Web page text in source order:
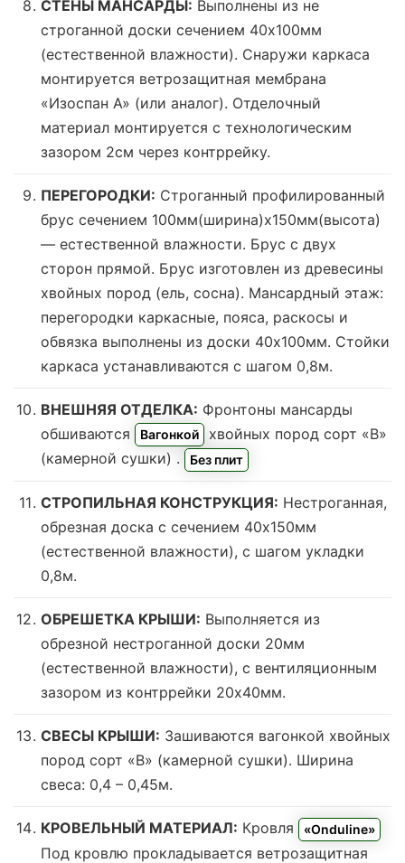
СТЕНЫ МАНСАРДЫ: Выполнены из не
строганной доски сечением 40х100мм
(естественной влажности). Снаружи каркаса
монтируется ветрозащитная мембрана
«Изоспан А» (или аналог). Отделочный
материал монтируется с технологическим
зазором 2см через контррейку.
ПЕРЕГОРОДКИ: Строганный профилированный
брус сечением 100мм(ширина)x150мм(высота)
— естественной влажности. Брус с двух
сторон прямой. Брус изготовлен из древесины
хвойных пород (ель, сосна). Мансардный этаж:
перегородки каркасные, пояса, раскосы и
обвязка выполнены из доски 40х100мм. Стойки
каркаса устанавливаются с шагом 0,8м.
ВНЕШНЯЯ ОТДЕЛКА: Фронтоны мансарды
обшиваются
Вагонкой
хвойных пород сорт «В»
(камерной сушки) . Без плит
СТРОПИЛЬНАЯ КОНСТРУКЦИЯ: Нестроганная,
обрезная доска с сечением 40х150мм
(естественной влажности), с шагом укладки
0,8м.
ОБРЕШЕТКА КРЫШИ: Выполняется из
обрезной нестроганной доски 20мм
(естественной влажности), с вентиляционным
зазором из контррейки 20х40мм.
СВЕСЫ КРЫШИ: Зашиваются вагонкой хвойных
пород сорт «В» (камерной сушки). Ширина
свеса: 0,4 – 0,45м.
КРОВЕЛЬНЫЙ МАТЕРИАЛ: Кровля «Onduline»
Под кровлю прокладывается ветрозащитная